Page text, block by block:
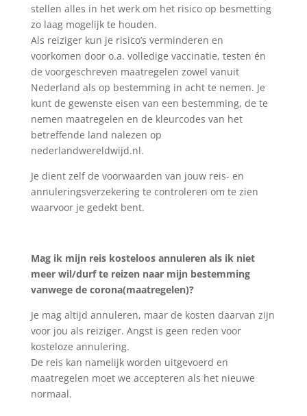
stellen alles in het werk om het risico op besmetting
zo laag mogelijk te houden.
Als reiziger kun je risico’s verminderen en
voorkomen door o.a. volledige vaccinatie, testen én
de voorgeschreven maatregelen zowel vanuit
Nederland als op bestemming in acht te nemen. Je
kunt de gewenste eisen van een bestemming, de te
nemen maatregelen en de kleurcodes van het
betreffende land nalezen op
nederlandwereldwijd.nl.
Je dient zelf de voorwaarden van jouw reis- en
annuleringsverzekering te controleren om te zien
waarvoor je gedekt bent.
Mag ik mijn reis kosteloos annuleren als ik niet
meer wil/durf te reizen naar mijn bestemming
vanwege de corona(maatregelen)?
Je mag altijd annuleren, maar de kosten daarvan zijn
voor jou als reiziger. Angst is geen reden voor
kosteloze annulering.
De reis kan namelijk worden uitgevoerd en
maatregelen moet we accepteren als het nieuwe
normaal.